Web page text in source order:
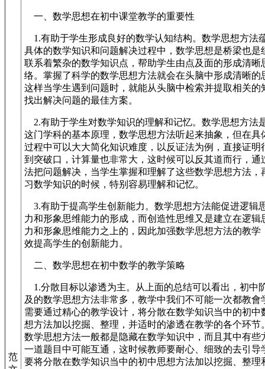
范
一、数学思想在初中课堂教学的重要性
1.有助于学生形成良好的数学认知结构。数学思想方法
具体的数学知识和问题解决过程中，数学思想是桥梁也是
联系着繁杂的数学知识点，帮助学生由点及面的形成清晰
络。掌握了科学的数学思想方法就会在头脑中形成清晰的
这样当学生遇到问题时，就能从头脑中检索并提取相关的
找出解决问题的最佳方案。
2.有助于学生对数学知识的理解和记忆。数学思想方法
这门学科的基本原理，数学思想方法听起来抽象，但在具
过程中可以大大简化知识难度，以反证法为例，直接证明
到突破口，计算量也非常大，这时候可以反其道而行，通
法把问题解决，当学生掌握和理解了这些数学思想方法，
习数学知识的时候，特别容易理解和记忆。
3.有助于提高学生创新能力。数学思想方法能促进逻辑
力和形象思维能力的形成，而创造性思维又是建立在逻辑
力和形象思维能力之上的，因此加强数学思想方法的教学
效提高学生的创新能力。
二、数学思想在初中数学的教学策略
1.分散目标以渗透为主。从上面的总结可以看出，初中
及的数学思想方法非常多，教学中我们不可能一次都教會
需要通过精心的教学设计，将分散在数学知识当中的初中
想方法加以挖掘、整理，并适时的渗透在教学的各个环节
数学思想方法一般都是隐藏在数学知识中，而且其中有些
一道题目中可能互通，这时候教师要耐心、细致的去引导
要将分散在数学知识当中的初中思想方法加以挖掘、整理